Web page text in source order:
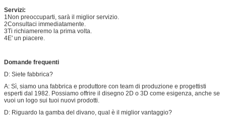
Servizi:
1Non preoccuparti, sarà il miglior servizio.
2Consultaci immediatamente.
3Ti richiameremo la prima volta.
4E' un piacere.
Domande frequenti
D: Siete fabbrica?
A: Sì, siamo una fabbrica e produttore con team di produzione e progettisti
esperti dal 1982. Possiamo offrire il disegno 2D o 3D come esigenza, anche se
vuoi un logo sui tuoi nuovi prodotti.
D: Riguardo la gamba del divano, qual è il miglior vantaggio?